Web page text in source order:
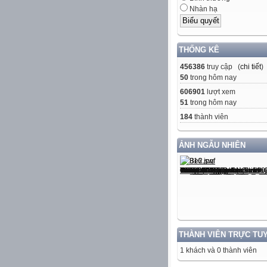
Nhàn hạ
THỐNG KÊ
456386 truy cập (chi tiết)
50 trong hôm nay
606901 lượt xem
51 trong hôm nay
184 thành viên
ẢNH NGẪU NHIÊN
THÀNH VIÊN TRỰC
1 khách và 0 thành viên